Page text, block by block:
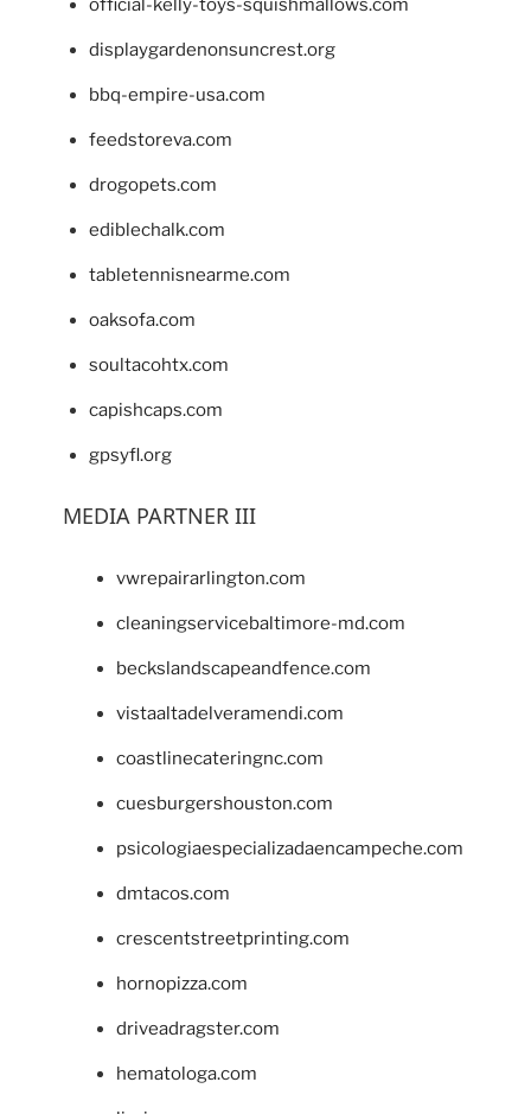
official-kelly-toys-squishmallows.com
displaygardenonsuncrest.org
bbq-empire-usa.com
feedstoreva.com
drogopets.com
ediblechalk.com
tabletennisnearme.com
oaksofa.com
soultacohtx.com
capishcaps.com
gpsyfl.org
MEDIA PARTNER III
vwrepairarlington.com
cleaningservicebaltimore-md.com
beckslandscapeandfence.com
vistaaltadelveramendi.com
coastlinecateringnc.com
cuesburgershouston.com
psicologiaespecializadaencampeche.com
dmtacos.com
crescentstreetprinting.com
hornopizza.com
driveadragster.com
hematologa.com